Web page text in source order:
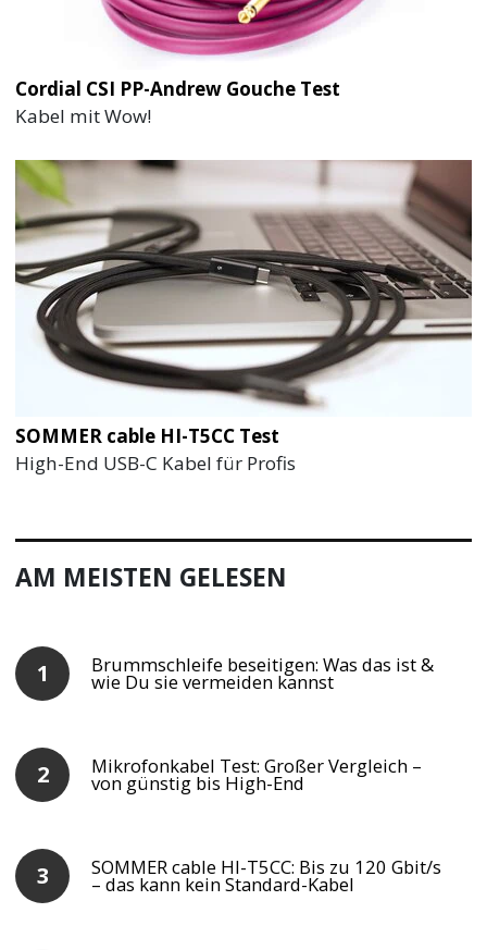
Cordial CSI PP-Andrew Gouche Test
Kabel mit Wow!
SOMMER cable HI-T5CC Test
High-End USB-C Kabel für Profis
AM MEISTEN GELESEN
Brummschleife beseitigen: Was das ist &
wie Du sie vermeiden kannst
Mikrofonkabel Test: Großer Vergleich –
von günstig bis High-End
SOMMER cable HI-T5CC: Bis zu 120 Gbit/s
– das kann kein Standard-Kabel